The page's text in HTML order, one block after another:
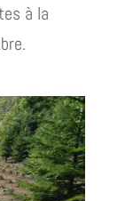
à la